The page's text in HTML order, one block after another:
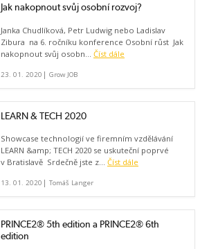
Jak nakopnout svůj osobní rozvoj?
Janka Chudlíková, Petr Ludwig nebo Ladislav
Zibura na 6. ročníku konference Osobní růst Jak
nakopnout svůj osobn... Číst dále
23. 01. 2020 | Grow JOB
LEARN & TECH 2020
Showcase technologií ve firemním vzdělávání
LEARN &amp; TECH 2020 se uskuteční poprvé
v Bratislavě Srdečně jste z... Číst dále
13. 01. 2020 | Tomáš Langer
PRINCE2® 5th edition a PRINCE2® 6th
edition